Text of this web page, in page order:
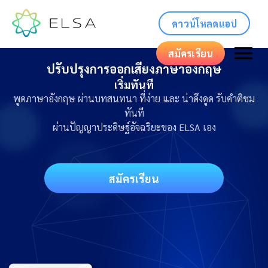
ดาวน์โหลดแอป
สมัครเรียน
ปรับปรุงการออกเสียงภาษาอังกฤษ
เริ่มทันที
พูดภาษาอังกฤษ ผ่านบทสนทนา ที่ง่าย และ น่าดึงดูด รับคำติชม
ทันที
ผ่านปัญญาประดิษฐ์อัจฉริยะของ ELSA เอง
สมัครเรียน